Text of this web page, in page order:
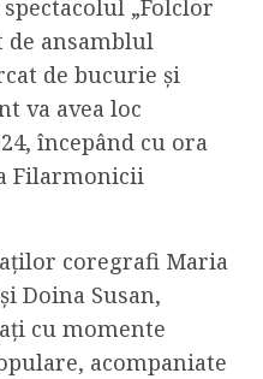
„Folclor
de ansamblul
de bucurie și
va avea loc
începând cu ora
Filarmonicii
coregrafi Maria
Doina Susan,
cu momente
acompaniate